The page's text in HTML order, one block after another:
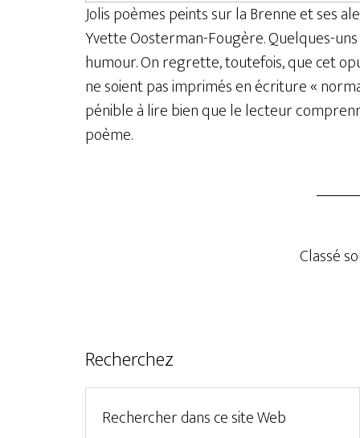
Jolis poèmes peints sur la Brenne et ses
Yvette Oosterman-Fougère. Quelques-
humour. On regrette, toutefois, que cet
ne soient pas imprimés en écriture «
pénible à lire bien que le lecteur
poème.
Classé
Recherchez